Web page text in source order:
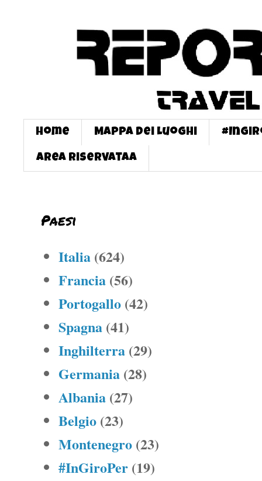
Home Mappa dei Luoghi
Area Riservataa
Paesi
Italia (624)
Francia (56)
Portogallo (42)
Spagna (41)
Inghilterra (29)
Germania (28)
Albania (27)
Belgio (23)
Montenegro (23)
#InGiroPer (19)